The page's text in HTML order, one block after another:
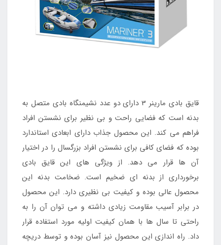
قایق بادی مارینر 3 دارای دو عدد نشیمنگاه بادی متصل به
بدنه است که فضایی راحت و بی نظیر برای نشستن افراد
فراهم می کند. این محصول جذاب دارای ابعادی استاندارد
بوده که فضای کافی برای نشستن افراد بزرگسال را در اختیار
آن ها قرار می دهد. از ویژگی های این قایق بادی
برخورداری از بدنه ای ضخیم است. ضخامت بدنه این
محصول عالی بوده و کیفیت بی نظیری دارد. این محصول
در برابر آسیب مقاومت زیادی داشته و می توان آن را به
راحتی تا سال ها با همان کیفیت اولیه مورد استفاده قرار
داد. راه اندازی این محصول نیز آسان بوده و توسط دریچه